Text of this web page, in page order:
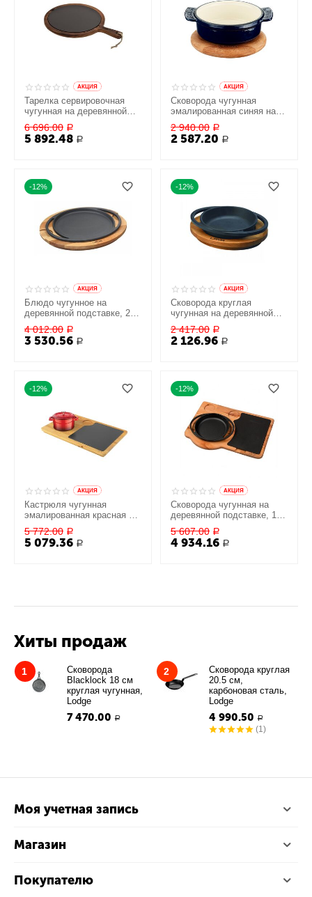
AКЦИЯ
Тарелка сервировочная
чугунная на деревянной
подставке с ручкой, 25.5
см, LAVA
6 696.00 Р
5 892.48 Р
AКЦИЯ
Сковорода чугунная
эмалированная синяя на
деревянной подставке, 11
см, LAVA
2 940.00 Р
2 587.20 Р
-12%
AКЦИЯ
Блюдо чугунное на
деревянной подставке, 20
см, LAVA
4 012.00 Р
3 530.56 Р
-12%
AКЦИЯ
Сковорода круглая
чугунная на деревянной
подставке, 12 см, LAVA
2 417.00 Р
2 126.96 Р
-12%
AКЦИЯ
Кастрюля чугунная
эмалированная красная с
крышкой, на деревянной
подставке, 10см, LAVA
5 772.00 Р
5 079.36 Р
-12%
AКЦИЯ
Сковорода чугунная на
деревянной подставке, 16
см, LAVA
5 607.00 Р
4 934.16 Р
Хиты продаж
1
Сковорода
Blacklock 18 см
круглая чугунная,
Lodge
7 470.00 Р
2
Сковорода круглая
20.5 см,
карбоновая сталь,
Lodge
4 990.50 Р
(1)
Моя учетная запись
Магазин
Покупателю